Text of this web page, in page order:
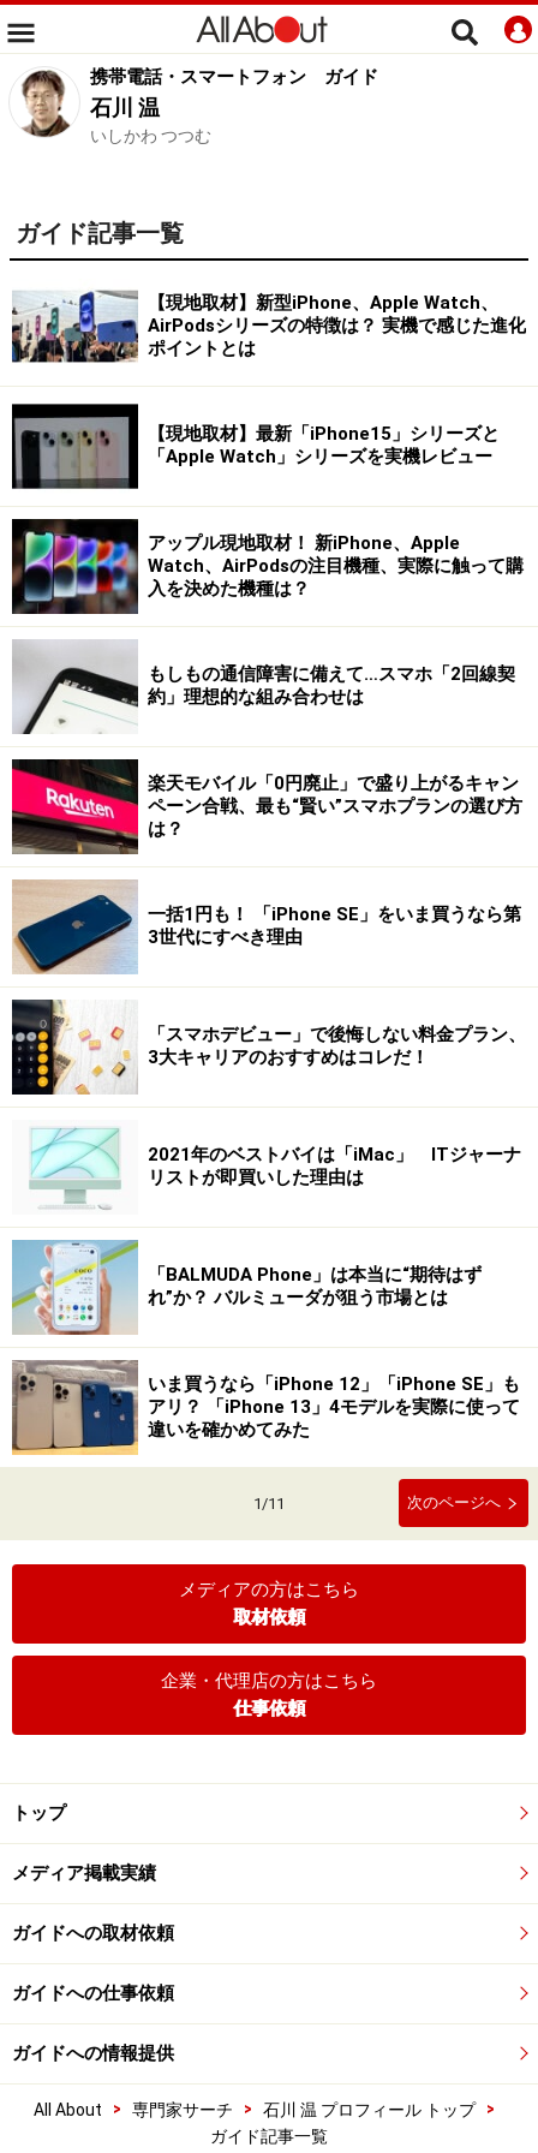
携帯電話・スマートフォン ガイド
石川 温
いしかわ つつむ
ガイド記事一覧
【現地取材】新型iPhone、Apple Watch、
AirPodsシリーズの特徴は？ 実機で感じた進化
ポイントとは
【現地取材】最新「iPhone15」シリーズと
「Apple Watch」シリーズを実機レビュー
アップル現地取材！ 新iPhone、Apple
Watch、AirPodsの注目機種、実際に触って購
入を決めた機種は？
もしもの通信障害に備えて…スマホ「2回線契
約」理想的な組み合わせは
楽天モバイル「0円廃止」で盛り上がるキャン
ペーン合戦、最も“賢い”スマホプランの選び方
は？
一括1円も！ 「iPhone SE」をいま買うなら第
3世代にすべき理由
「スマホデビュー」で後悔しない料金プラン、
3大キャリアのおすすめはコレだ！
2021年のベストバイは「iMac」 ITジャーナ
リストが即買いした理由は
「BALMUDA Phone」は本当に“期待はず
れ”か？ バルミューダが狙う市場とは
いま買うなら「iPhone 12」「iPhone SE」も
アリ？ 「iPhone 13」4モデルを実際に使って
違いを確かめてみた
1/11 次のページへ
メディアの方はこちら
取材依頼
企業・代理店の方はこちら
仕事依頼
トップ
メディア掲載実績
ガイドへの取材依頼
ガイドへの仕事依頼
ガイドへの情報提供
All About > 専門家サーチ > 石川 温 プロフィール トップ
>
ガイド記事一覧